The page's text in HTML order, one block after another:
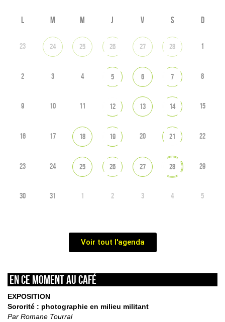
L M M J V S D
23 24 25 26 27 28 1
2 3 4 5 6 7 8
9 10 11 12 13 14 15
16 17 18 19 20 21 22
23 24 25 26 27 28 29
30 31 1 2 3 4 5
Voir tout l'agenda
En ce moment au café
EXPOSITION
Sororité : photographie en milieu militant
Par Romane Tourral